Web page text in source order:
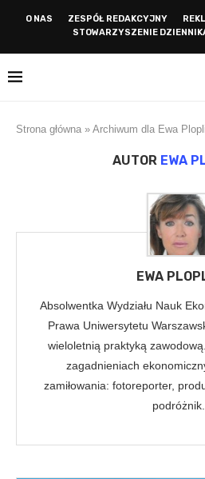
O NAS ZESPÓŁ REDAKCYJNY
STOWARZYSZENIE
Strona główna » Archiwum dla Ewa
AUTOR EWA
EWA
Absolwentka Wydziału Nauk
Prawa Uniwersytetu
wieloletnią praktyką
zagadnieniach
zamiłowania: fotoreporter,
podróżnik.